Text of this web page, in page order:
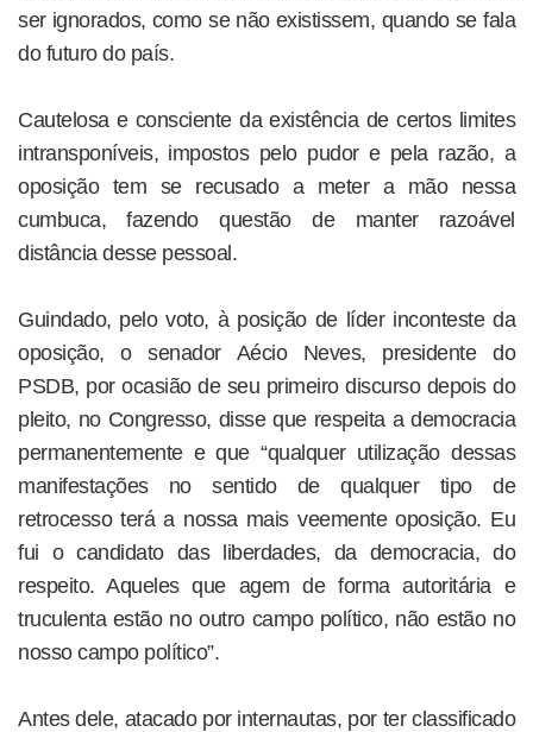
ser ignorados, como se não existissem, quando se fala
do futuro do país.
Cautelosa e consciente da existência de certos limites
intransponíveis, impostos pelo pudor e pela razão, a
oposição tem se recusado a meter a mão nessa
cumbuca, fazendo questão de manter razoável
distância desse pessoal.
Guindado, pelo voto, à posição de líder inconteste da
oposição, o senador Aécio Neves, presidente do
PSDB, por ocasião de seu primeiro discurso depois do
pleito, no Congresso, disse que respeita a democracia
permanentemente e que “qualquer utilização dessas
manifestações no sentido de qualquer tipo de
retrocesso terá a nossa mais veemente oposição. Eu
fui o candidato das liberdades, da democracia, do
respeito. Aqueles que agem de forma autoritária e
truculenta estão no outro campo político, não estão no
nosso campo político”.
Antes dele, atacado por internautas, por ter classificado